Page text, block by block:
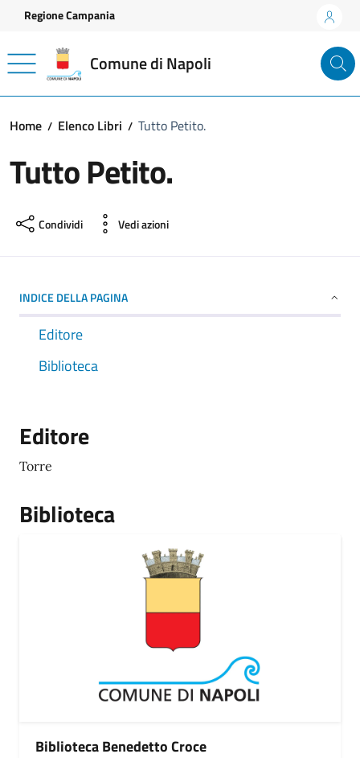
Vai ai contenuti
Vai al footer
Regione Campania
Comune di Napoli
Home Elenco Libri Tutto Petito.
Tutto Petito.
Condividi Vedi azioni
INDICE DELLA PAGINA
Editore
Biblioteca
Editore
Torre
Biblioteca
Biblioteca Benedetto Croce